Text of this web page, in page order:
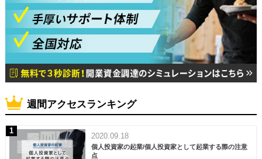
週間アクセスランキング
2020.09.18
個人投資家の起業/個人投資家として起業する際の注意
点